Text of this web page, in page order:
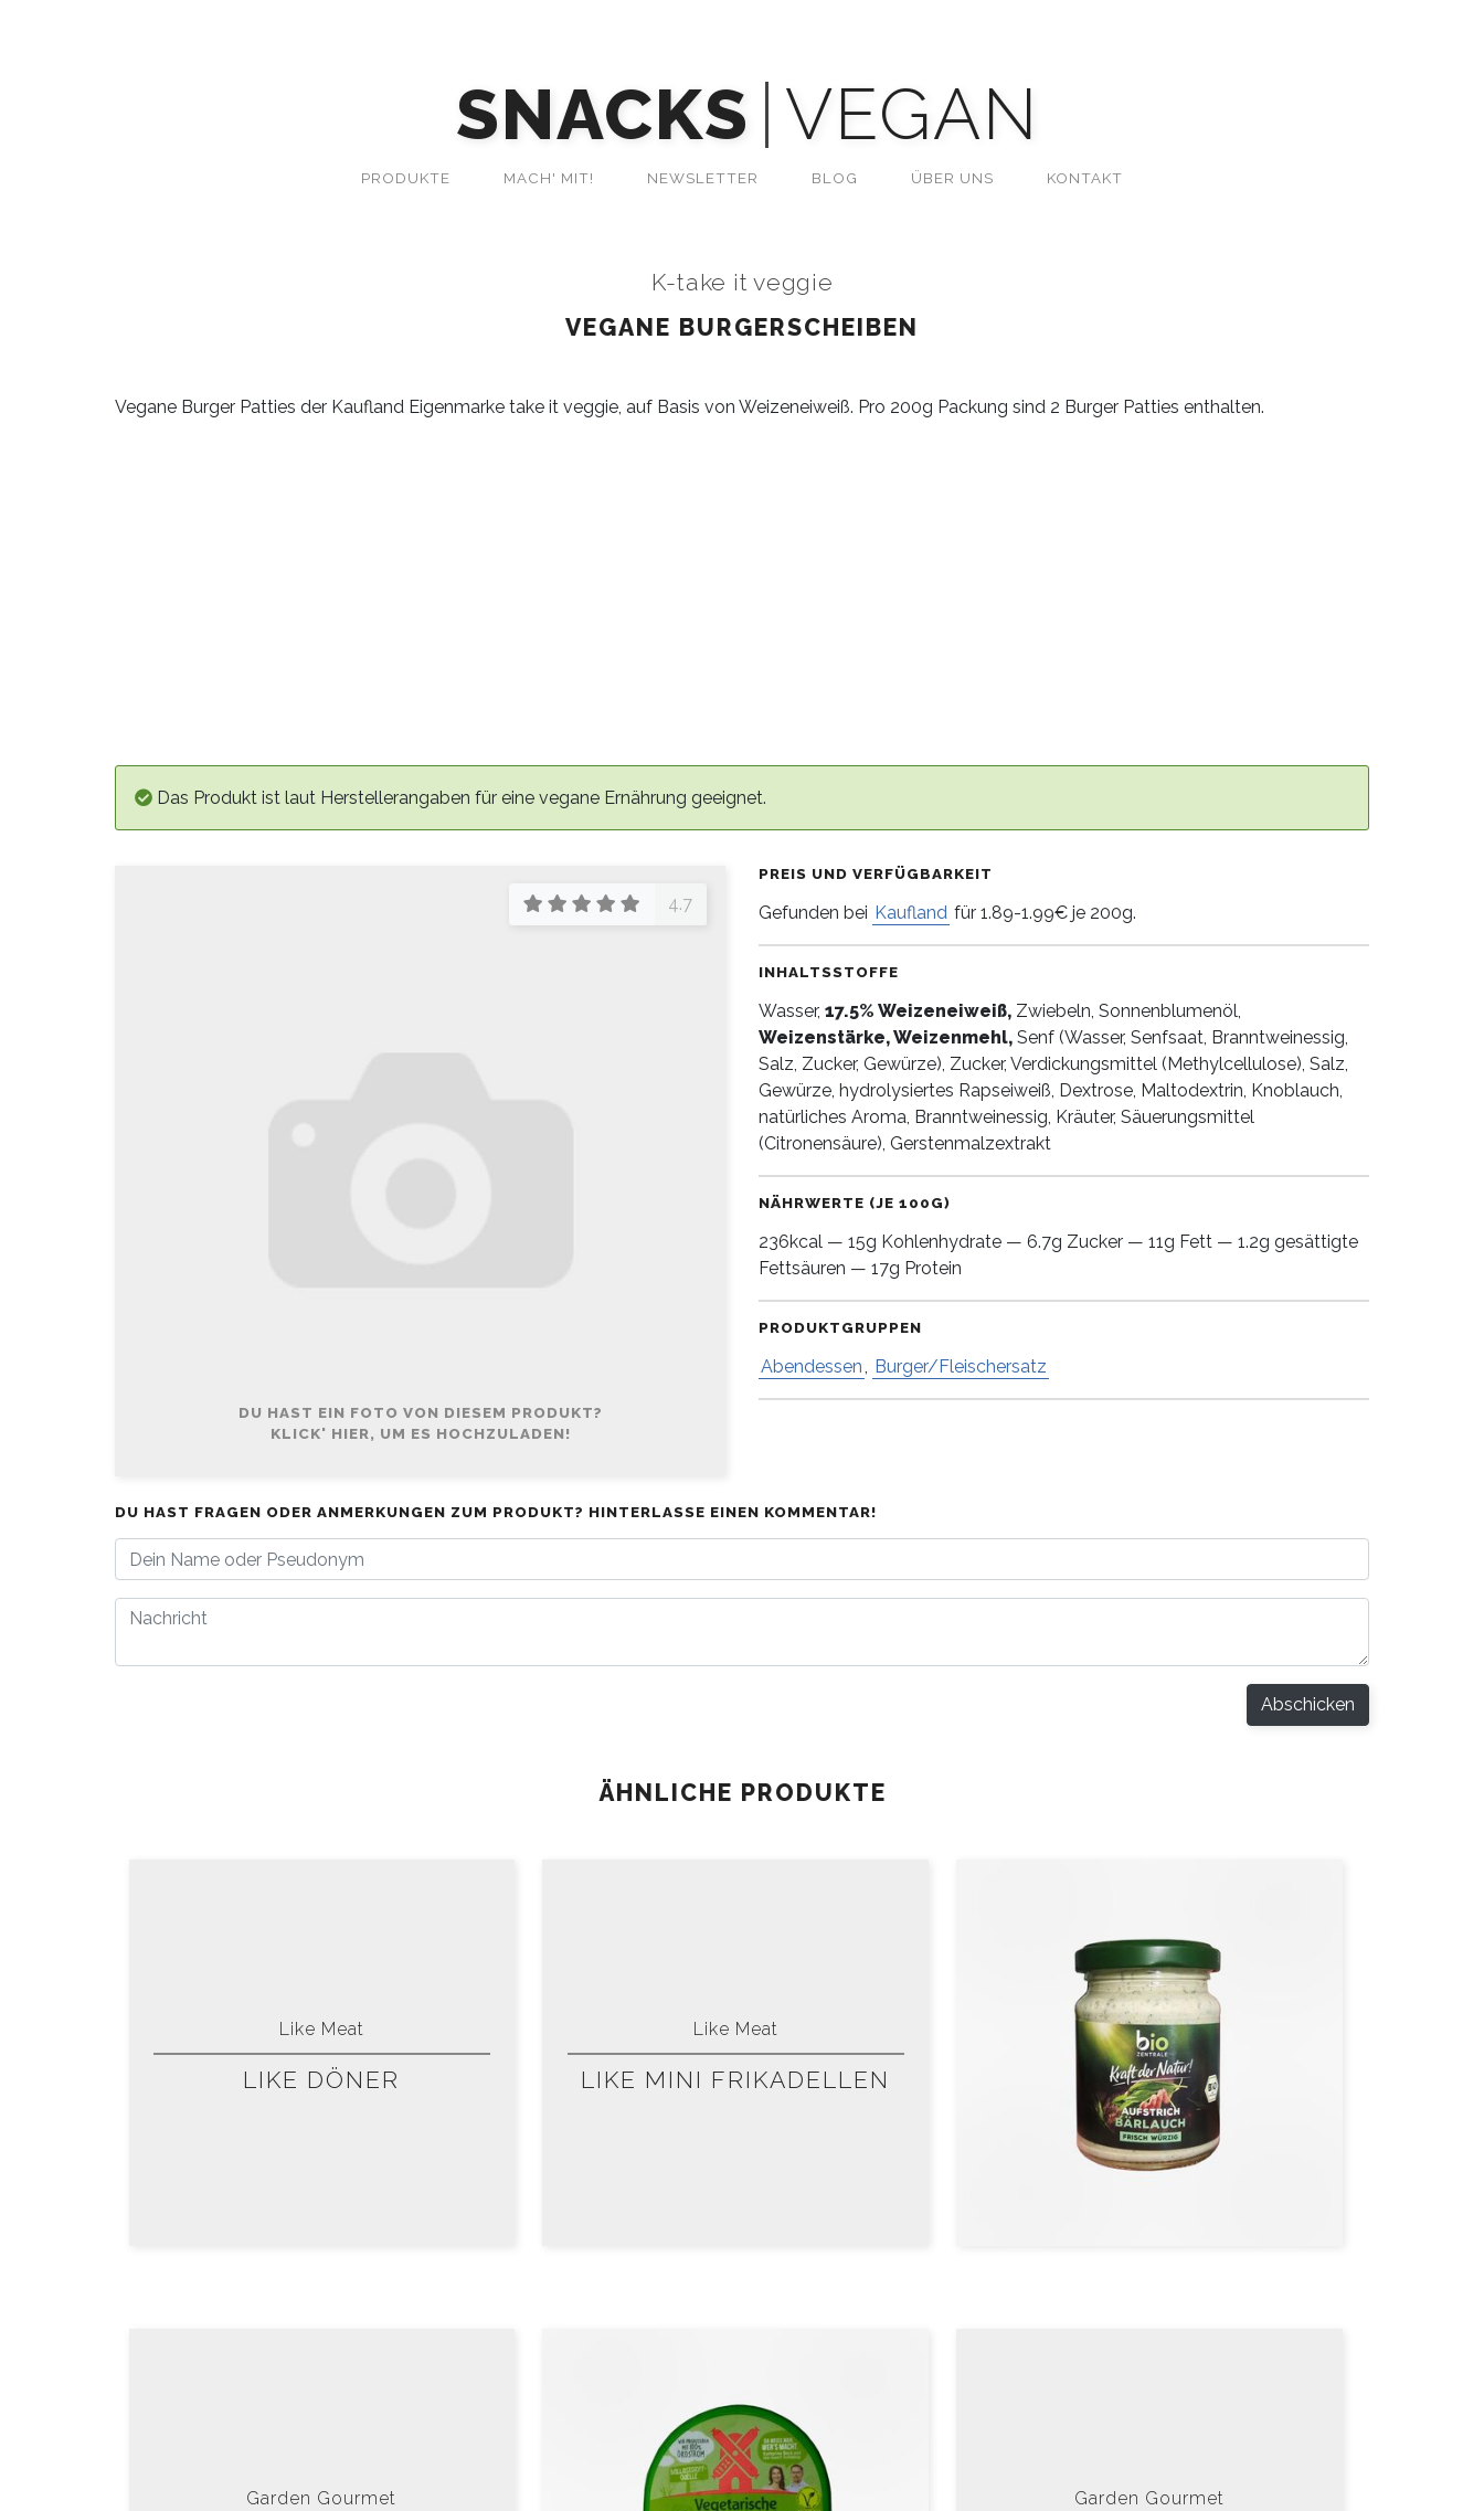
SNACKS VEGAN
PRODUKTE MACH' MIT! NEWSLETTER BLOG ÜBER UNS KONTAKT
K-take it veggie
VEGANE BURGERSCHEIBEN
Vegane Burger Patties der Kaufland Eigenmarke take it veggie, auf Basis von Weizeneiweiß. Pro 200g Packung sind 2 Burger Patties enthalten.
Das Produkt ist laut Herstellerangaben für eine vegane Ernährung geeignet.
DU HAST EIN FOTO VON DIESEM PRODUKT?
KLICK' HIER, UM ES HOCHZULADEN!
4.7
PREIS UND VERFÜGBARKEIT
Gefunden bei Kaufland für 1.89-1.99€ je 200g.
INHALTSSTOFFE
Wasser, 17.5% Weizeneiweiß, Zwiebeln, Sonnenblumenöl,
Weizenstärke,Weizenmehl, Senf (Wasser, Senfsaat, Branntweinessig,
Salz, Zucker, Gewürze), Zucker, Verdickungsmittel (Methylcellulose), Salz,
Gewürze, hydrolysiertes Rapseiweiß, Dextrose, Maltodextrin, Knoblauch,
natürliches Aroma, Branntweinessig, Kräuter, Säuerungsmittel
(Citronensäure), Gerstenmalzextrakt
NÄHRWERTE (JE 100G)
236kcal — 15g Kohlenhydrate — 6.7g Zucker — 11g Fett — 1.2g gesättigte
Fettsäuren — 17g Protein
PRODUKTGRUPPEN
Abendessen, Burger/Fleischersatz
DU HAST FRAGEN ODER ANMERKUNGEN ZUM PRODUKT? HINTERLASSE EINEN KOMMENTAR!
Abschicken
ÄHNLICHE PRODUKTE
Like Meat
LIKE DÖNER
Like Meat
LIKE MINI FRIKADELLEN
Garden Gourmet Garden Gourmet